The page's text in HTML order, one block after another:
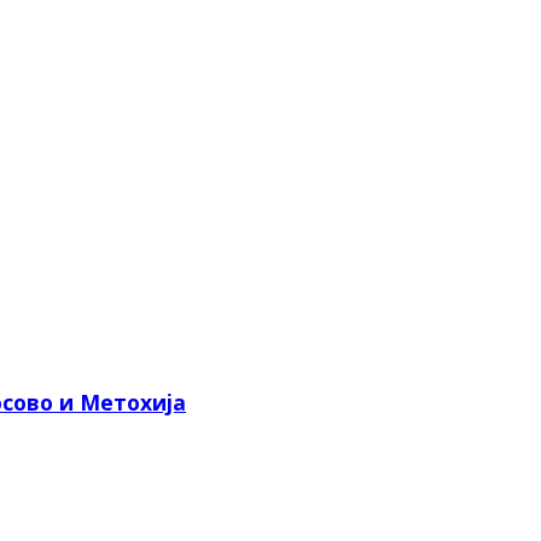
и Метохија